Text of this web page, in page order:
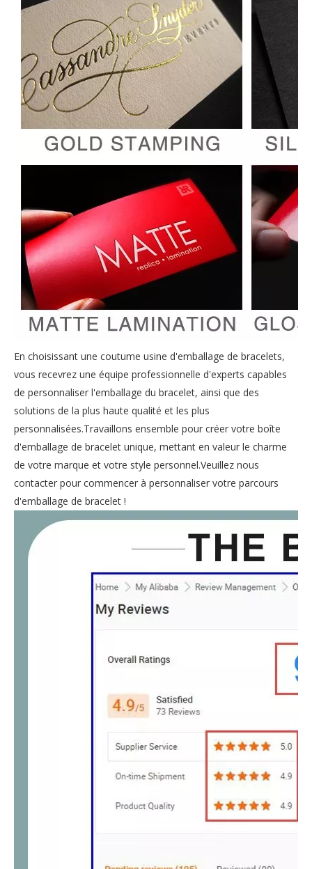
En choisissant une coutume usine d'emballage de bracelets,
vous recevrez une équipe professionnelle d'experts capables
de personnaliser l'emballage du bracelet, ainsi que des
solutions de la plus haute qualité et les plus
personnalisées.Travaillons ensemble pour créer votre boîte
d'emballage de bracelet unique, mettant en valeur le charme
de votre marque et votre style personnel.Veuillez nous
contacter pour commencer à personnaliser votre parcours
d'emballage de bracelet !